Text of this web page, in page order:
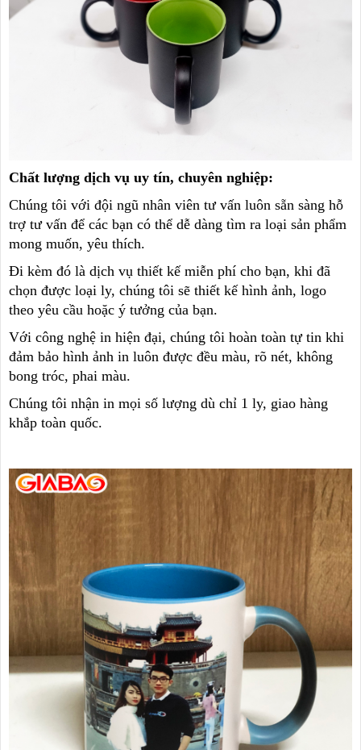
Chất lượng dịch vụ uy tín, chuyên nghiệp:
Chúng tôi với đội ngũ nhân viên tư vấn luôn sẵn sàng hỗ
trợ tư vấn để các bạn có thể dễ dàng tìm ra loại sản phẩm
mong muốn, yêu thích.
Đi kèm đó là dịch vụ thiết kế miễn phí cho bạn, khi đã
chọn được loại ly, chúng tôi sẽ thiết kế hình ảnh, logo
theo yêu cầu hoặc ý tưởng của bạn.
Với công nghệ in hiện đại, chúng tôi hoàn toàn tự tin khi
đảm bảo hình ảnh in luôn được đều màu, rõ nét, không
bong tróc, phai màu.
Chúng tôi nhận in mọi số lượng dù chỉ 1 ly, giao hàng
khắp toàn quốc.